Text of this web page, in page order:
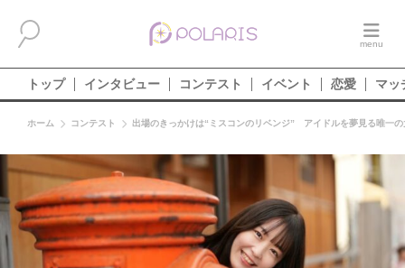
トップ インタビュー コンテスト イベント 恋愛 マッ
ホーム コンテスト 出場のきっかけは“ミスコンのリベンジ” アイドルを夢見る唯一